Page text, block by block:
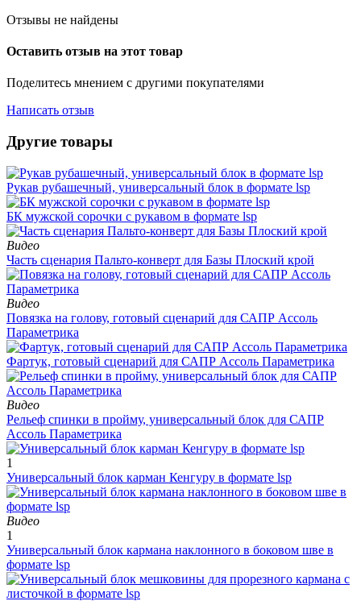
Отзывы не найдены
Оставить отзыв на этот товар
Поделитесь мнением с другими покупателями
Написать отзыв
Другие товары
Рукав рубашечный, универсальный блок в формате lsp
БК мужской сорочки с рукавом в формате lsp
Видео
Часть сценария Пальто-конверт для Базы Плоский крой
Видео
Повязка на голову, готовый сценарий для САПР Ассоль
Параметрика
Фартук, готовый сценарий для САПР Ассоль Параметрика
Видео
Рельеф спинки в пройму, универсальный блок для САПР
Ассоль Параметрика
1
Универсальный блок карман Кенгуру в формате lsp
Видео
1
Универсальный блок кармана наклонного в боковом шве в
формате lsp